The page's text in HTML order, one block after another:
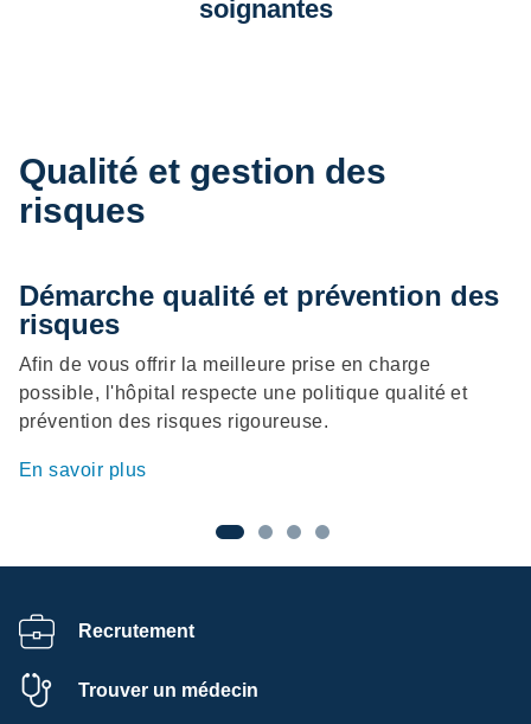
soignantes
Qualité et gestion des
risques
Démarche qualité et prévention des
risques
Afin de vous offrir la meilleure prise en charge
possible, l'hôpital respecte une politique qualité et
prévention des risques rigoureuse.
En savoir plus
Recrutement
Trouver un médecin